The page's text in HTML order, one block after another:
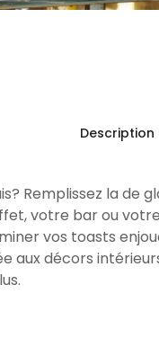
Description
Remplissez la
votre bar ou
vos toasts
décors